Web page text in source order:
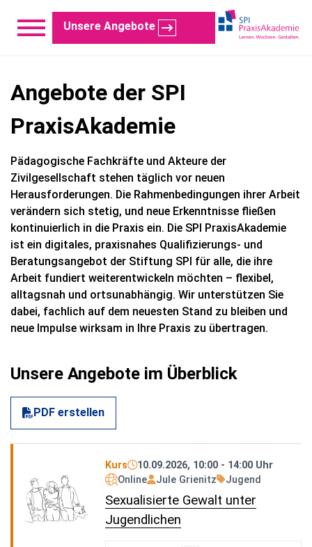
Unsere Angebote
Angebote der SPI
PraxisAkademie
Pädagogische Fachkräfte und Akteure der
Zivilgesellschaft stehen täglich vor neuen
Herausforderungen. Die Rahmenbedingungen ihrer Arbeit
verändern sich stetig, und neue Erkenntnisse fließen
kontinuierlich in die Praxis ein. Die SPI PraxisAkademie
ist ein digitales, praxisnahes Qualifizierungs- und
Beratungsangebot der Stiftung SPI für alle, die ihre
Arbeit fundiert weiterentwickeln möchten – flexibel,
alltagsnah und ortsunabhängig. Wir unterstützen Sie
dabei, fachlich auf dem neuesten Stand zu bleiben und
neue Impulse wirksam in Ihre Praxis zu übertragen.
Unsere Angebote im Überblick
PDF erstellen
Kurs
10.09.2026, 10:00 - 14:00 Uhr
Online
Jule Grienitz Jugend
Sexualisierte Gewalt unter
Jugendlichen